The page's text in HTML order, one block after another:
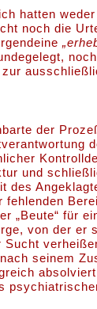
hatten
noch die
der
und
des
fehlenden
„Beute“ für
von der er
Sucht
seinem